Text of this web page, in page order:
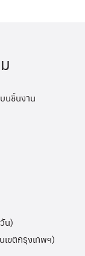
นชิ้นงาน
น)
ขตกรุงเทพฯ)